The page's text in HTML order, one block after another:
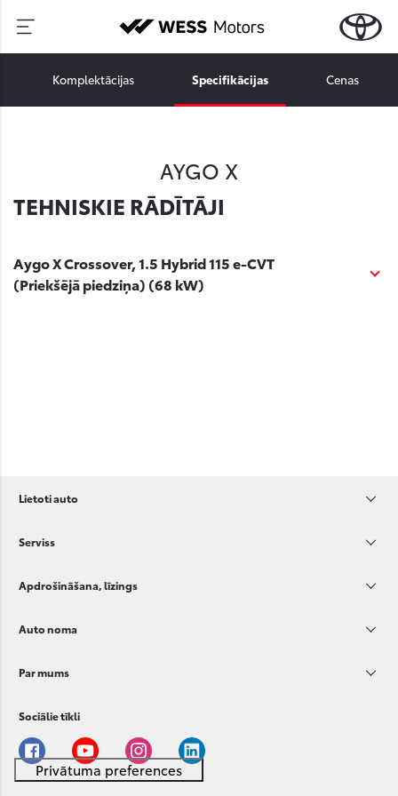
Komplektācijas Specifikācijas Cenas
AYGO X
TEHNISKIE RĀDĪTĀJI
Aygo X Crossover, 1.5 Hybrid 115 e-CVT
(Priekšējā piedziņa) (68 kW)
Lietoti auto
Serviss
Apdrošināšana, līzings
Auto noma
Par mums
Sociālie tīkli
Facebook
YoutubeInstagram